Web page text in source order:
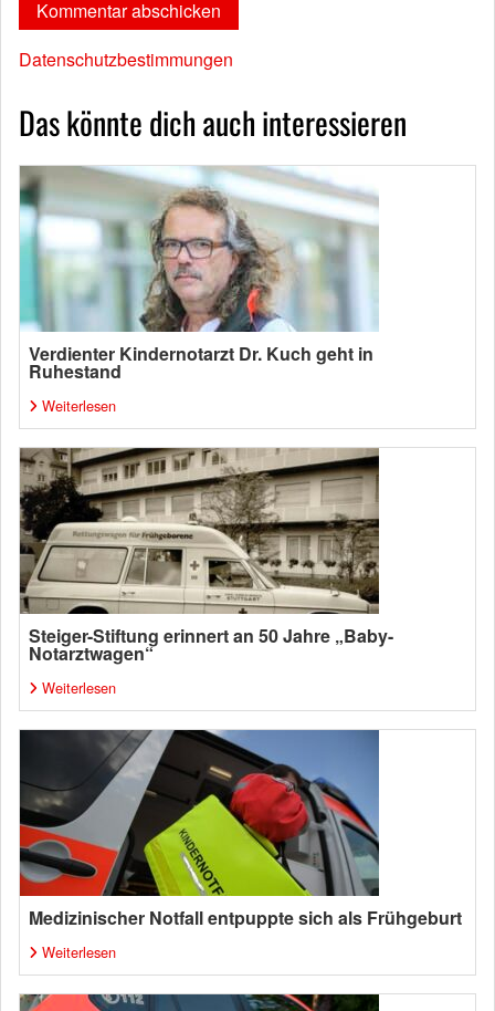
Datenschutzbestimmungen
Das könnte dich auch interessieren
Verdienter Kindernotarzt Dr. Kuch geht in
Ruhestand
Weiterlesen
Steiger-Stiftung erinnert an 50 Jahre „Baby-
Notarztwagen“
Weiterlesen
Medizinischer Notfall entpuppte sich als Frühgeburt
Weiterlesen